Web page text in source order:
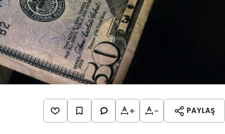
+ - PAYLAŞ